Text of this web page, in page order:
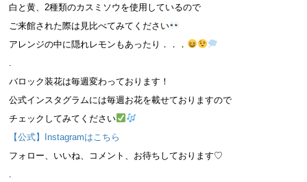
白と黄、2種類のカスミソウを使用しているので
ご来館された際は見比べてみてください
アレンジの中に隠れレモンもあったり．．．
.
バロック装花は毎週変わっております！
公式インスタグラムには毎週お花を載せておりますので
チェックしてみてください
【公式】Instagramはこちら
フォロー、いいね、コメント、お待ちしております♡
.